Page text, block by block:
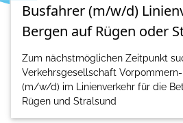
Busfahrer (m/w/d)
Bergen auf Rügen oder
Zum nächstmöglichen Zeitpunkt
Verkehrsgesellschaft
(m/w/d) im Linienverkehr für die
Rügen und Stralsund